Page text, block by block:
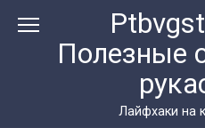
Полезные
Лайфхаки на